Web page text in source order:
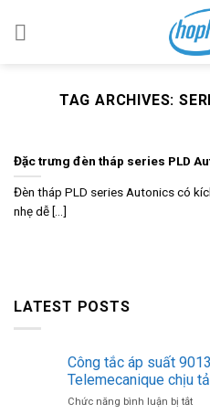
TAG ARCHIVES:
Đặc trưng đèn tháp series PLD
Đèn tháp PLD series Autonics có
nhẹ dễ [...]
LATEST POSTS
Công tắc áp suất
Telemecanique chịu
Chức năng bình luận bị tắtở